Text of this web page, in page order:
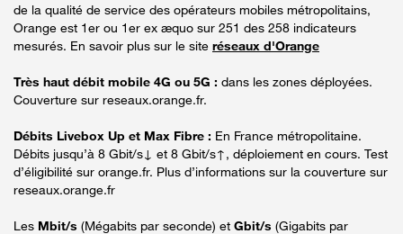
de la qualité de service des opérateurs mobiles métropolitains,
Orange est 1er ou 1er ex æquo sur 251 des 258 indicateurs
mesurés. En savoir plus sur le site réseaux d'Orange
Très haut débit mobile 4G ou 5G : dans les zones déployées.
Couverture sur reseaux.orange.fr.
Débits Livebox Up et Max Fibre : En France métropolitaine.
Débits jusqu’à 8 Gbit/s↓ et 8 Gbit/s↑, déploiement en cours. Test
d’éligibilité sur orange.fr. Plus d’informations sur la couverture sur
reseaux.orange.fr
Les Mbit/s (Mégabits par seconde) et Gbit/s (Gigabits par